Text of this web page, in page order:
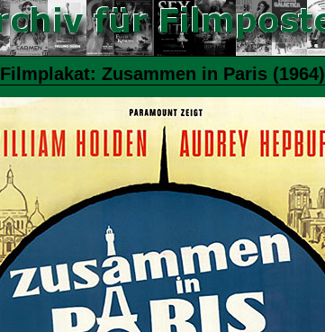
Filmplakat: Zusammen in Paris (1964)